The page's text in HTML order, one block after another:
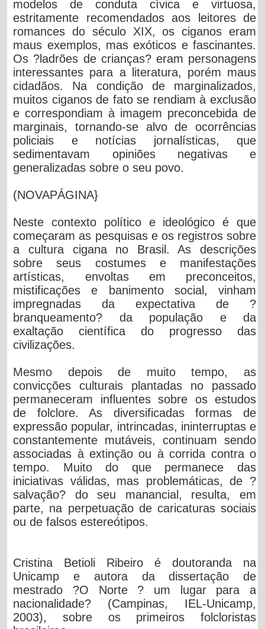
modelos de conduta cívica e virtuosa,
estritamente recomendados aos leitores de
romances do século XIX, os ciganos eram
maus exemplos, mas exóticos e fascinantes.
Os ?ladrões de crianças? eram personagens
interessantes para a literatura, porém maus
cidadãos. Na condição de marginalizados,
muitos ciganos de fato se rendiam à exclusão
e correspondiam à imagem preconcebida de
marginais, tornando-se alvo de ocorrências
policiais e notícias jornalísticas, que
sedimentavam opiniões negativas e
generalizadas sobre o seu povo.
(NOVAPÁGINA}
Neste contexto político e ideológico é que
começaram as pesquisas e os registros sobre
a cultura cigana no Brasil. As descrições
sobre seus costumes e manifestações
artísticas, envoltas em preconceitos,
mistificações e banimento social, vinham
impregnadas da expectativa de ?
branqueamento? da população e da
exaltação científica do progresso das
civilizações.
Mesmo depois de muito tempo, as
convicções culturais plantadas no passado
permaneceram influentes sobre os estudos
de folclore. As diversificadas formas de
expressão popular, intrincadas, ininterruptas e
constantemente mutáveis, continuam sendo
associadas à extinção ou à corrida contra o
tempo. Muito do que permanece das
iniciativas válidas, mas problemáticas, de ?
salvação? do seu manancial, resulta, em
parte, na perpetuação de caricaturas sociais
ou de falsos estereótipos.
Cristina Betioli Ribeiro é doutoranda na
Unicamp e autora da dissertação de
mestrado ?O Norte ? um lugar para a
nacionalidade? (Campinas, IEL-Unicamp,
2003), sobre os primeiros folcloristas